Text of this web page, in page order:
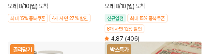
모레 8/10(월) 도착
최대 15% 중복쿠폰 4개 사면 27% 할인
모레 8/10(월) 도착
신규입점
최대 15% 중복쿠폰
8개 사면 12% 할인
4.87 (406)
골라담기
박스특가